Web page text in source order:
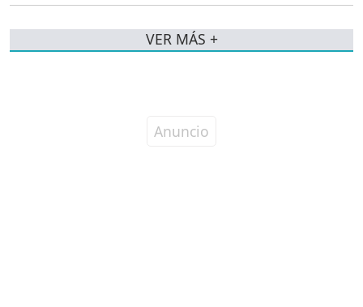
VER MÁS +